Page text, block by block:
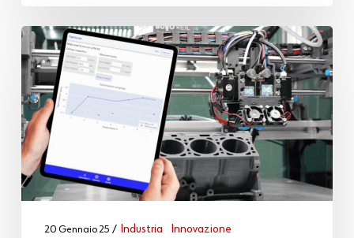
20 Gennaio 25 Industria Innovazione